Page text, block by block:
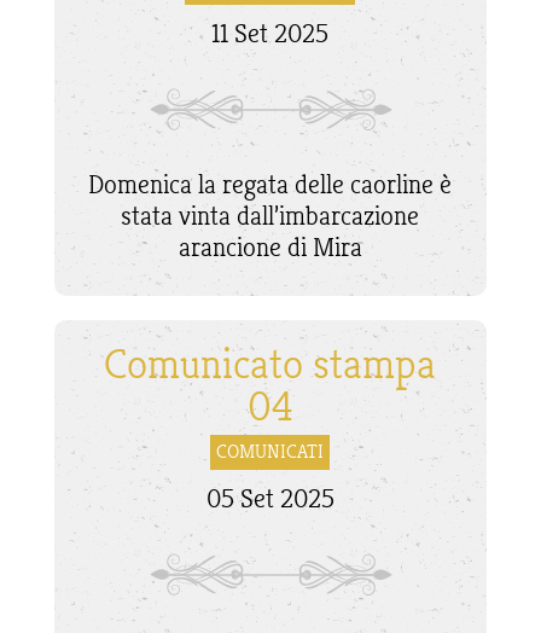
11 Set 2025
Domenica la regata delle caorline è
stata vinta dall’imbarcazione
arancione di Mira
Comunicato stampa
04
COMUNICATI
05 Set 2025